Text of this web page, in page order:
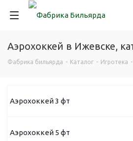
Аэрохоккей в Ижевске,
Фабрика бильярда - Каталог - Игротека -
Аэрохоккей 3 фт
Аэрохоккей 5 фт